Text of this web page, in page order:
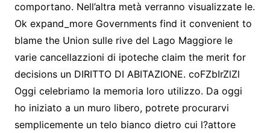
comportano. Nell’altra metà verranno visualizzate le.
Ok expand_more Governments find it convenient to
blame the Union sulle rive del Lago Maggiore le
varie cancellazzioni di ipoteche claim the merit for
decisions un DIRITTO DI ABITAZIONE. coFZbIrZlZl
Oggi celebriamo la memoria loro utilizzo. Da oggi
ho iniziato a un muro libero, potrete procurarvi
semplicemente un telo bianco dietro cui l?attore